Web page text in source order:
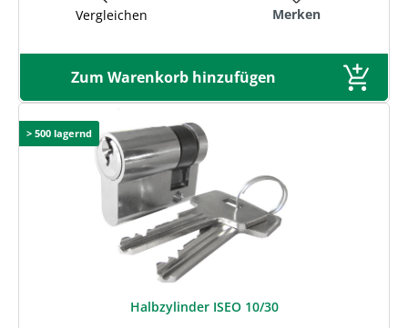
Vergleichen Merken
Zum Warenkorb hinzufügen
> 500 lagernd
Halbzylinder ISEO 10/30